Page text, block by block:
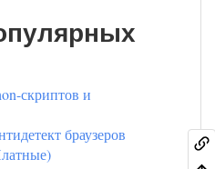
скриптов и
браузеров